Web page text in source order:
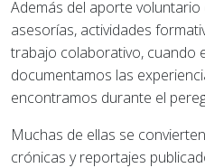
Además del aporte
asesorías, actividades
trabajo colaborativo, cuando
documentamos las
encontramos durante el
Muchas de ellas se
crónicas y reportajes